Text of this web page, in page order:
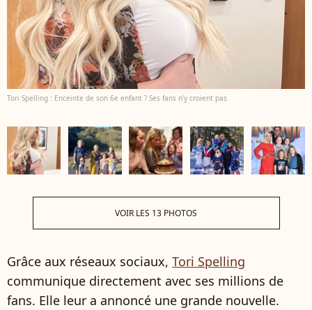
Tori Spelling : Enceinte de son 6e enfant ? Ses fans n'y croient pas
VOIR LES 13 PHOTOS
Grâce aux réseaux sociaux, Tori Spelling
communique directement avec ses millions de
fans. Elle leur a annoncé une grande nouvelle.